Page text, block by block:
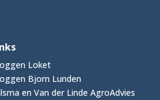
Loket
Bjorn Lunden
en Van der Linde AgroAdvies